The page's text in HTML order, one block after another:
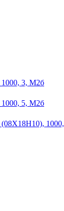
1000, 3, М2б
1000, 5, М2б
(08Х18Н10),